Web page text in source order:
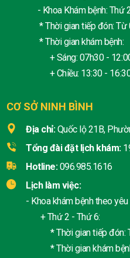
- Khoa Khám bệnh: Thứ
* Thời gian tiếp đón: Từ
* Thời gian khám bệnh:
+ Sáng: 07h30 -
+ Chiều: 13:30 -
CƠ SỞ NINH BÌNH
Địa chỉ: Quốc lộ 21B,
Tổng đài đặt lịch khám:
Hotline: 096.985.1616
Lịch làm việc:
- Khoa khám bệnh theo
+ Thứ 2 - Thứ 6:
* Thời gian tiếp đón:
* Thời gian khám